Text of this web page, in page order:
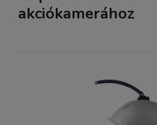
akciókamerához